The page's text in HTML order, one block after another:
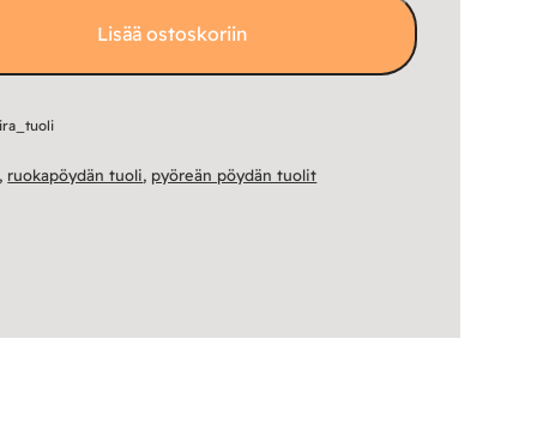
Lisää ostoskoriin
, ruokapöydän tuoli, pyöreän pöydän tuolit